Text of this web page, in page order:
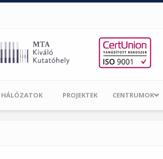
HÁLÓZATOK PROJEKTEK CENTRUMOK